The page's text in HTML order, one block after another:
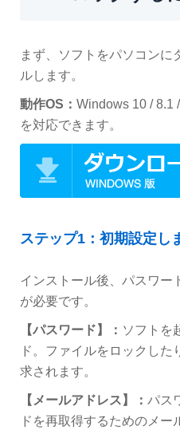
まず、ソフトをパソコンに
ルします。
動作OS ： Windows 10 / 8.1
を対応できます。
ステップ1：初期設定し
インストール後、パスワー
が必要です。
【パスワード】： ソフトを
ド。ファイルをロックし
求されます。
【メールアドレス】： パス
ドを再取得するためのメ